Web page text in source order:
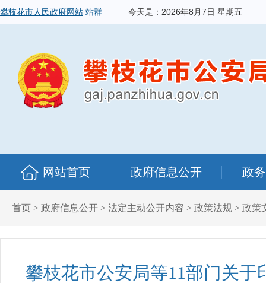
攀枝花市人民政府网站 站群 今天是： 2026年8月7日 星期五
网站首页 政府信息公开 政
首页 > 政府信息公开 > 法定主动公开内容 > 政策法规 > 政策
攀枝花市公安局等11部门关